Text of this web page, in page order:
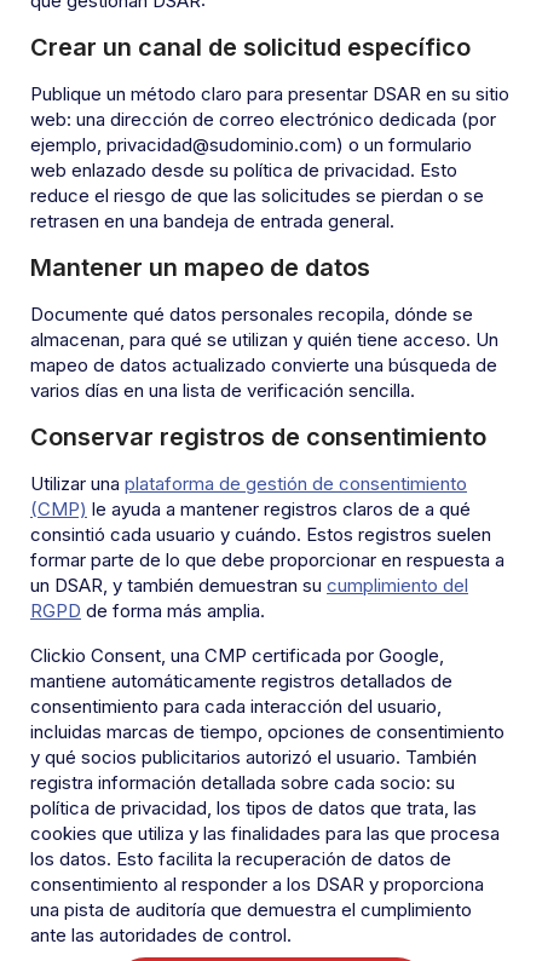
Crear un canal de solicitud específico
Publique un método claro para presentar DSAR en su sitio
web: una dirección de correo electrónico dedicada (por
ejemplo, privacidad@sudominio.com) o un formulario
web enlazado desde su política de privacidad. Esto
reduce el riesgo de que las solicitudes se pierdan o se
retrasen en una bandeja de entrada general.
Mantener un mapeo de datos
Documente qué datos personales recopila, dónde se
almacenan, para qué se utilizan y quién tiene acceso. Un
mapeo de datos actualizado convierte una búsqueda de
varios días en una lista de verificación sencilla.
Conservar registros de consentimiento
Utilizar una plataforma de gestión de consentimiento
(CMP) le ayuda a mantener registros claros de a qué
consintió cada usuario y cuándo. Estos registros suelen
formar parte de lo que debe proporcionar en respuesta a
un DSAR, y también demuestran su cumplimiento del
RGPD de forma más amplia.
Clickio Consent, una CMP certificada por Google,
mantiene automáticamente registros detallados de
consentimiento para cada interacción del usuario,
incluidas marcas de tiempo, opciones de consentimiento
y qué socios publicitarios autorizó el usuario. También
registra información detallada sobre cada socio: su
política de privacidad, los tipos de datos que trata, las
cookies que utiliza y las finalidades para las que procesa
los datos. Esto facilita la recuperación de datos de
consentimiento al responder a los DSAR y proporciona
una pista de auditoría que demuestra el cumplimiento
ante las autoridades de control.